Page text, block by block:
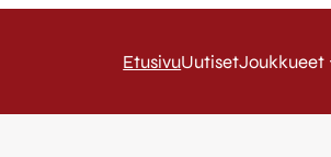
EtusivuUutisetJoukkueet